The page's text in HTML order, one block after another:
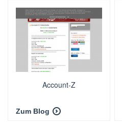
Account-Z
Zum Blog